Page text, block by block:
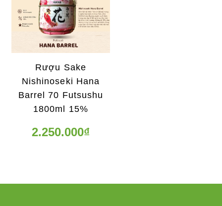
Rượu Sake
Nishinoseki Hana
Barrel 70 Futsushu
1800ml 15%
2.250.000₫